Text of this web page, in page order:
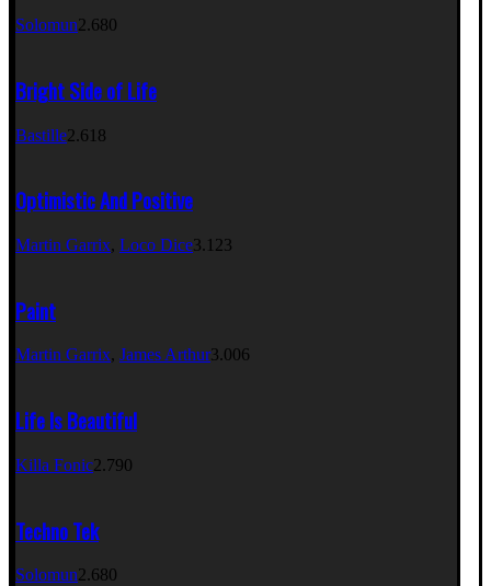
Solomun2.680
Bright Side of Life
Bastille2.618
Optimistic And Positive
Martin Garrix, Loco Dice3.123
Paint
Martin Garrix, James Arthur3.006
Life Is Beautiful
Killa Fonic2.790
Techno Tek
Solomun2.680